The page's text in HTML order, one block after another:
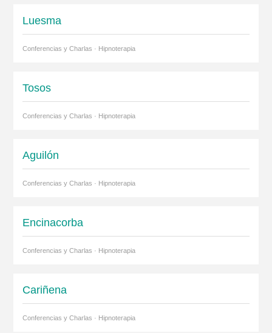
Luesma
Conferencias y Charlas · Hipnoterapia
Tosos
Conferencias y Charlas · Hipnoterapia
Aguilón
Conferencias y Charlas · Hipnoterapia
Encinacorba
Conferencias y Charlas · Hipnoterapia
Cariñena
Conferencias y Charlas · Hipnoterapia